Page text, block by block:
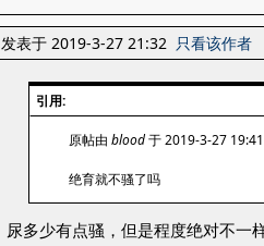
发表于 2019-3-27 21:32 只看该作者
引用:
原帖由 blood于 2019-3-27
绝育就不骚了吗
尿多少有点骚，但是程度绝对不一